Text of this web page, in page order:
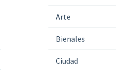
Arte
Bienales
Ciudad